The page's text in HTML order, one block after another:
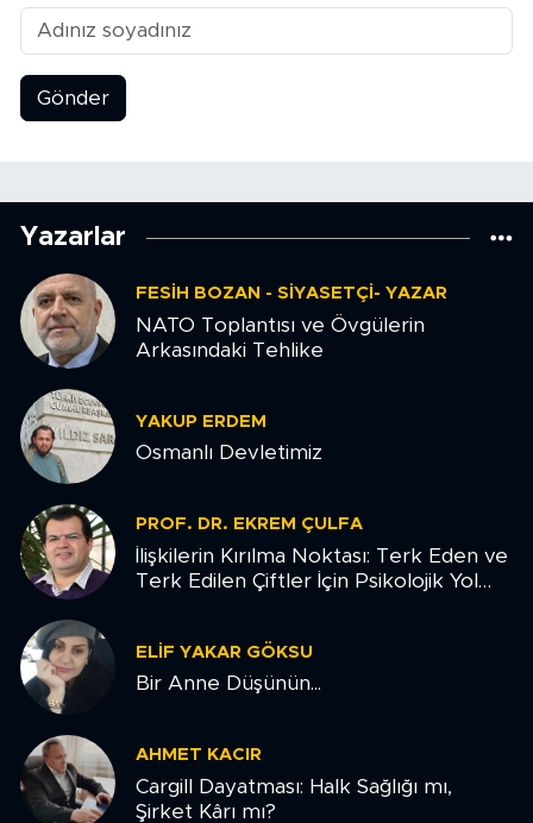
Gönder
Yazarlar
FESIH BOZAN - SIYASETÇI- YAZAR
NATO Toplantısı ve Övgülerin
Arkasındaki Tehlike
YAKUP ERDEM
Osmanlı Devletimiz
PROF. DR. EKREM ÇULFA
İlişkilerin Kırılma Noktası: Terk Eden ve
Terk Edilen Çiftler İçin Psikolojik Yol
ELIF YAKAR GÖKSU
Bir Anne Düşünün...
AHMET KACIR
Cargill Dayatması: Halk Sağlığı mı,
Şirket Kârı mı?